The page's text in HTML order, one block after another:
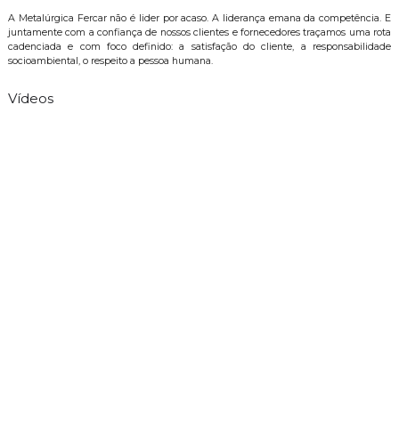
A Metalúrgica Fercar não é lider por acaso. A liderança emana da competência. E
juntamente com a confiança de nossos clientes e fornecedores traçamos uma rota
cadenciada e com foco definido: a satisfação do cliente, a responsabilidade
socioambiental, o respeito a pessoa humana.
Vídeos